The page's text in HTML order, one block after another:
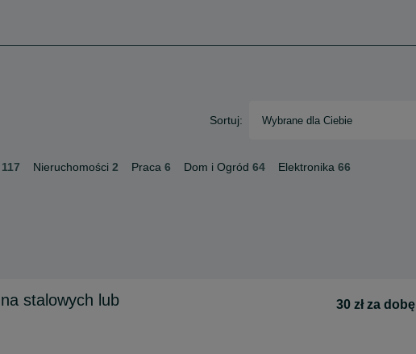
Sortuj: Wybrane dla Ciebie
117 Nieruchomości 2 Praca 6 Dom i Ogród 64 Elektronika 66
stalowych lub
30 zł za dobę